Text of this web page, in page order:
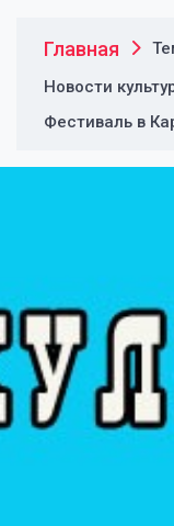
Главная
Новости
Фестиваль в